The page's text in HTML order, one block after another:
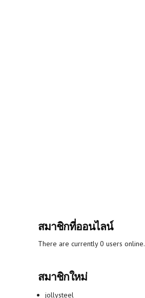
สมาชิกที่ออนไลน์
There are currently 0 users online.
สมาชิกใหม่
jollysteel